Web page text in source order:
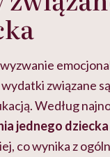
związane
Według
jednego
co wynika z